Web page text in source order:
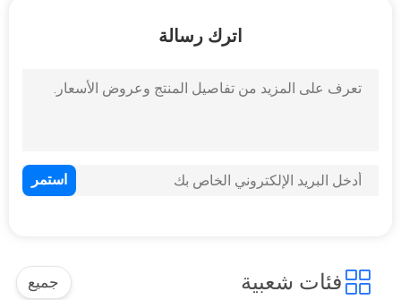
موصلات RJ45 متعددة
المنافذ
اترك رسالة
فئات شعبية جميع